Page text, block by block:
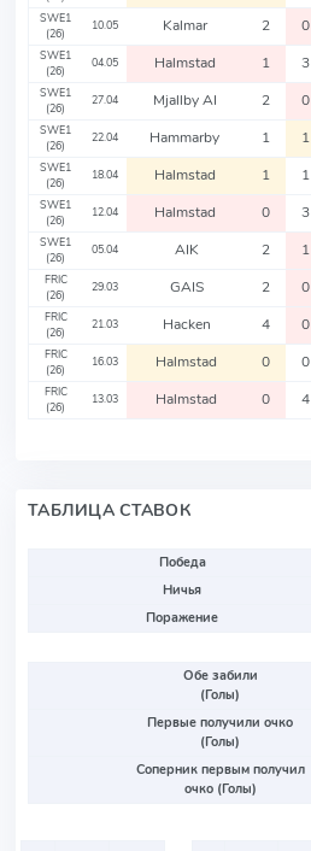
SWE1
(26)
10.05 Kalmar 2 0
SWE1
(26)
04.05 Halmstad 1 3
SWE1
(26)
27.04 Mjallby AI 2 0
SWE1
(26)
22.04 Hammarby 1 1
SWE1
(26)
18.04 Halmstad 1 1
SWE1
(26)
12.04 Halmstad 0 3
SWE1
(26)
05.04 AIK 2 1
FRIC
(26)
29.03 GAIS 2 0
FRIC
(26)
21.03 Hacken 4 0
FRIC
(26)
16.03 Halmstad 0 0
FRIC
(26)
13.03 Halmstad 0 4
ТАБЛИЦА СТАВОК
Победа
Ничья
Поражение
Обе забили
(Голы)
Первые получили очко
(Голы)
Соперник первым получил
очко (Голы)